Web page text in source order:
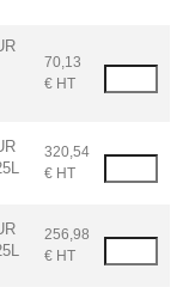
70,13
€ HT
320,54
€ HT
256,98
€ HT